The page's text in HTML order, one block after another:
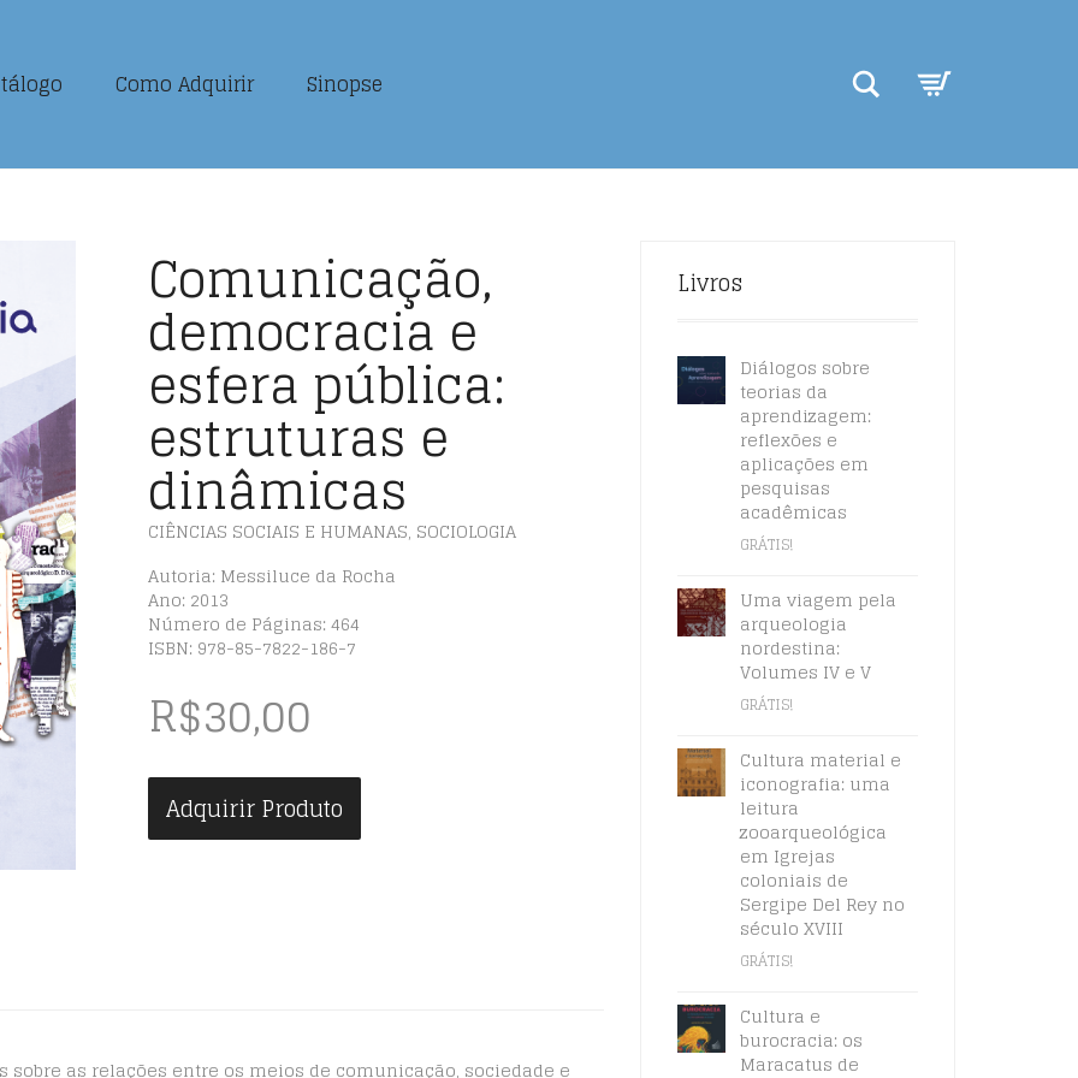
Como Adquirir Sinopse Search
Comunicação,
democracia e
esfera pública:
estruturas e
dinâmicas
CIÊNCIAS SOCIAIS E HUMANAS, SOCIOLOGIA
Autoria: Messiluce da Rocha
Ano: 2013
Número de Páginas: 464
ISBN: 978-85-7822-186-7
R$30,00
Adquirir Produto
as relações entre os meios de comunicação, sociedade e
Livros
Diálogos sobre
teorias da
aprendizagem:
reflexões e
aplicações em
pesquisas
acadêmicas
GRÁTIS!
Uma viagem pela
arqueologia
nordestina:
Volumes IV e V
GRÁTIS!
Cultura material e
iconografia: uma
leitura
zooarqueológica
em Igrejas
coloniais de
Sergipe Del Rey no
século XVIII
GRÁTIS!
Cultura e
burocracia: os
Maracatus de